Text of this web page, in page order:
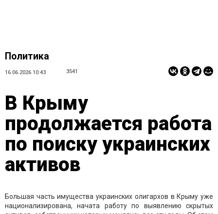
Политика
16.06.2026 10:43 3541
В Крыму
продолжается работа
по поиску украинских
активов
Большая часть имущества украинских олигархов в Крыму уже
национализирована, начата работу по выявлению скрытых